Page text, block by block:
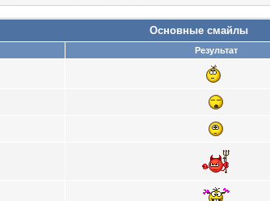
Основные смайлы
Результат